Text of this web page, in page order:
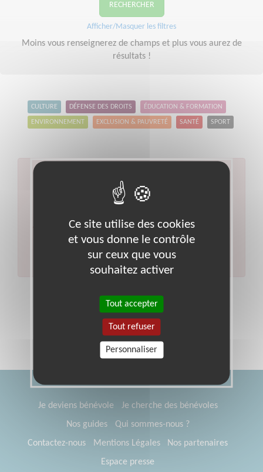
RECHERCHER
Afficher/Masquer les filtres
Moins vous renseignerez de champs et plus vous aurez de
résultats !
CULTURE DÉFENSE DES DROITS ÉDUCATION & FORMATION
ENVIRONNEMENT EXCLUSION & PAUVRETÉ SANTÉ SPORT
recherche
Veuillez indiquer moins de critères et/ou remplacer
votre code postal par celui de votre département.
Effectuer une nouvelle recherche
Je deviens bénévole
Je cherche des bénévoles
Nos guides
Qui sommes-nous ?
Contactez-nous
Mentions Légales
Nos partenaires
Espace presse
Ce site utilise des cookies
et vous donne le contrôle
sur ceux que vous
souhaitez activer
Tout accepter
Tout refuser
Personnaliser